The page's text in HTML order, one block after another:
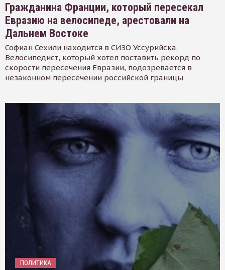
Гражданина Франции, который пересекал
Евразию на велосипеде, арестовали на
Дальнем Востоке
Софиан Сехили находится в СИЗО Уссурийска.
Велосипедист, который хотел поставить рекорд по
скорости пересечения Евразии, подозревается в
незаконном пересечении российской границы
ПОЛИТИКА